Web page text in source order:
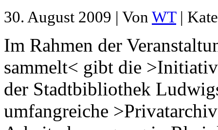
30. August 2009 | Von WT|
Im Rahmen der
sammelt< gibt die
der Stadtbibliothek
umfangreiche